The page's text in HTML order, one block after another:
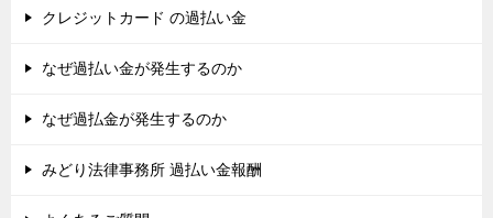
クレジットカード の過払い金
なぜ過払い金が発生するのか
なぜ過払金が発生するのか
みどり法律事務所 過払い金報酬